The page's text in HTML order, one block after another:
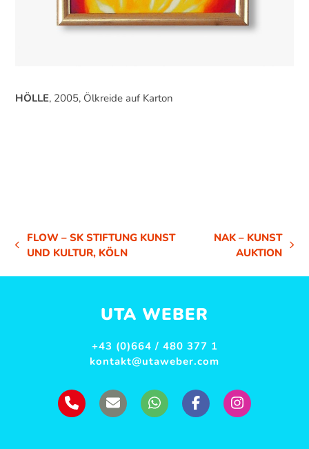
HÖLLE, 2005, Ölkreide auf Karton
VORHERIGER
FLOW – SK STIFTUNG KUNST
UND KULTUR, KÖLN
NÄCHSTER
NAK – KUNST
AUKTION
UTA WEBER
+43 (0)664 / 480 377 1
kontakt@utaweber.com